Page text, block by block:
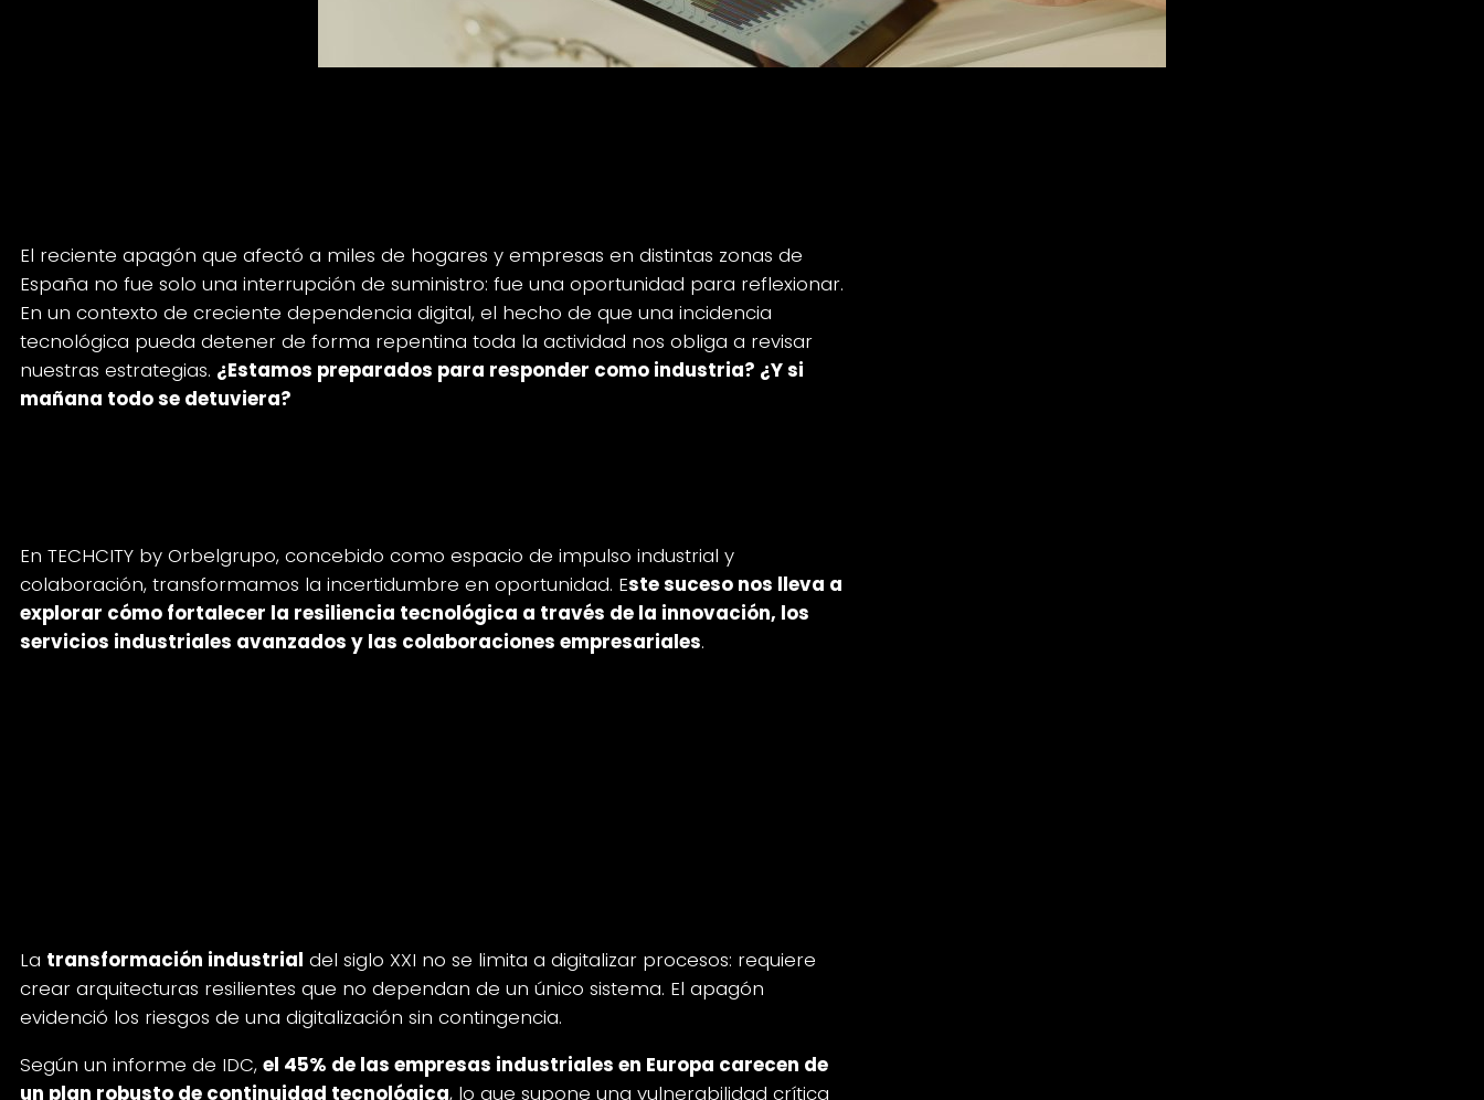
El reciente apagón que afectó a miles de hogares y empresas en distintas zonas de
España no fue solo una interrupción de suministro: fue una oportunidad para reflexionar.
En un contexto de creciente dependencia digital, el hecho de que una incidencia
tecnológica pueda detener de forma repentina toda la actividad nos obliga a revisar
nuestras estrategias. ¿Estamos preparados para responder como industria? ¿Y si
mañana todo se detuviera?
En TECHCITY by Orbelgrupo, concebido como espacio de impulso industrial y
colaboración, transformamos la incertidumbre en oportunidad. Este suceso nos lleva a
explorar cómo fortalecer la resiliencia tecnológica a través de la innovación, los
servicios industriales avanzados y las colaboraciones empresariales.
La transformación industrial del siglo XXI no se limita a digitalizar procesos: requiere
crear arquitecturas resilientes que no dependan de un único sistema. El apagón
evidenció los riesgos de una digitalización sin contingencia.
Según un informe de IDC, el 45% de las empresas industriales en Europa carecen de
un plan robusto de continuidad tecnológica, lo que supone una vulnerabilidad crítica